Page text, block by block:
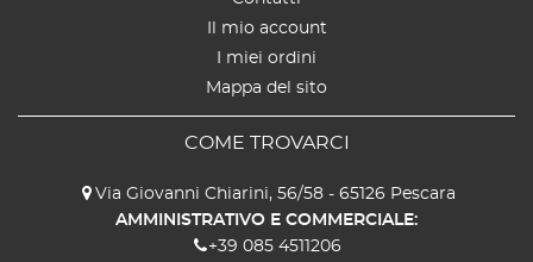
Il mio account
I miei ordini
Mappa del sito
COME TROVARCI
Via Giovanni Chiarini, 56/58 - 65126 Pescara
AMMINISTRATIVO E COMMERCIALE:
+39 085 4511206